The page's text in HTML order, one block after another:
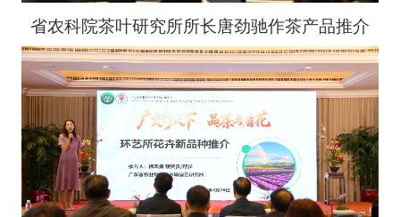
省农科院茶叶研究所所长唐劲驰作茶产品推介